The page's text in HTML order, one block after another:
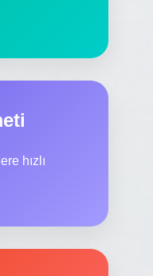
hızlı